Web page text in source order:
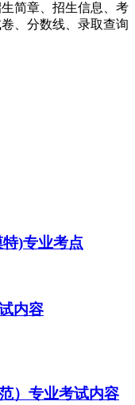
简章、招生信息、考
、分数线、录取查询
)专业考点
内容
）专业考试内容